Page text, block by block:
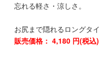
忘れる軽さ・涼しさ。
お尻まで隠れるロングタ
販売価格： 4,180 円(税